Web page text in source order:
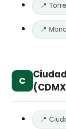
📍
📍
C
📍